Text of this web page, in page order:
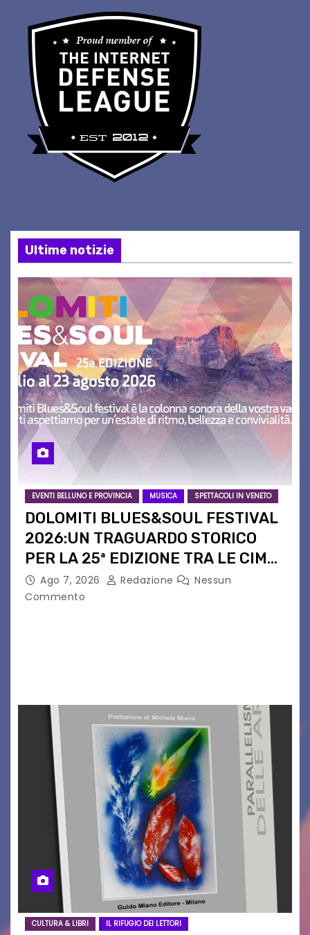
Ultime notizie
EVENTI BELLUNO E PROVINCIA MUSICA SPETTACOLI IN VENETO
DOLOMITI BLUES&SOUL FESTIVAL
2026:UN TRAGUARDO STORICO
PER LA 25ª EDIZIONE TRA LE CIME
PATRIMONIO UNESCO
Ago 7, 2026 Redazione
Nessun
Commento
CULTURA & LIBRI IL RIFUGIO DEI LETTORI